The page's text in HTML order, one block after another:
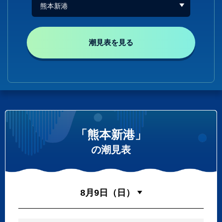
潮見表を見る
「熊本新港」
の潮見表